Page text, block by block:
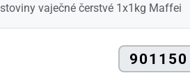
vaječné čerstvé 1x1kg Maffei
901150